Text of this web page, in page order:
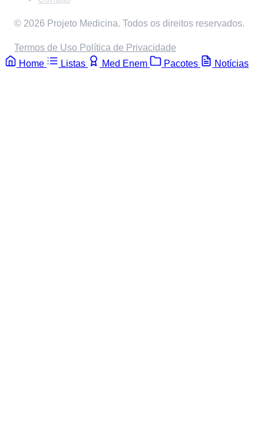
© 2026 Projeto Medicina. Todos os direitos reservados.
Termos de Uso Política de Privacidade
Home
Listas Med Enem Pacotes Notícias